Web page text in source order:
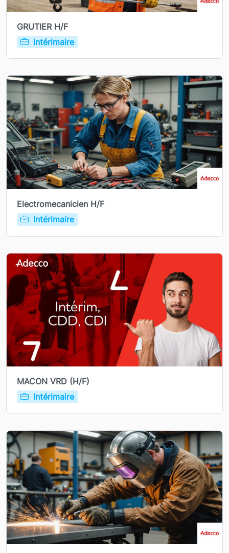
GRUTIER H/F
Intérimaire
Electromecanicien H/F
Intérimaire
MACON VRD (H/F)
Intérimaire